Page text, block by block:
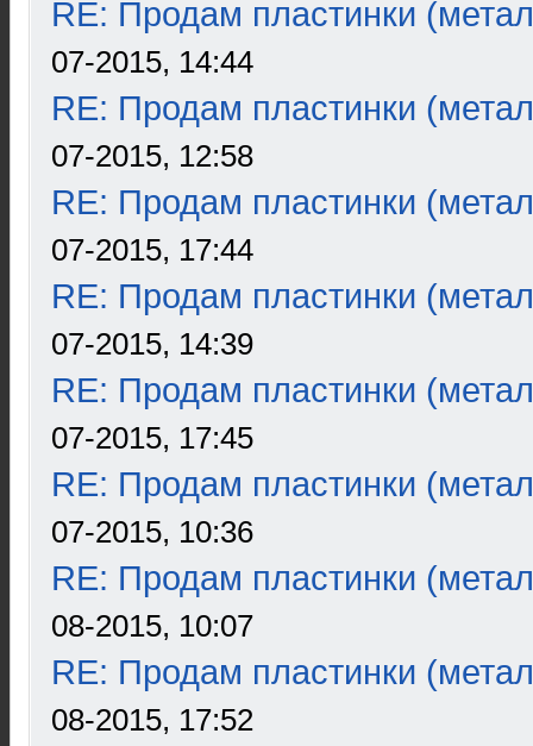
RE: Продам пластинки
07-2015, 14:44
RE: Продам пластинки
07-2015, 12:58
RE: Продам пластинки
07-2015, 17:44
RE: Продам пластинки
07-2015, 14:39
RE: Продам пластинки
07-2015, 17:45
RE: Продам пластинки
07-2015, 10:36
RE: Продам пластинки
08-2015, 10:07
RE: Продам пластинки
08-2015, 17:52